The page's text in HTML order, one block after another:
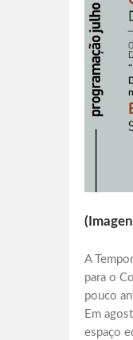
A
para o
pouco
Em
espaço